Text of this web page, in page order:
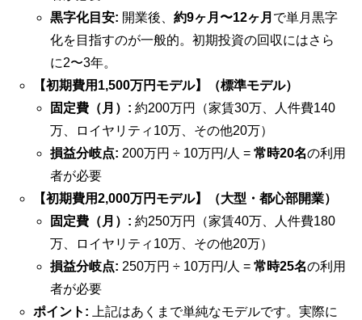
黒字化目安: 開業後、 約9ヶ月〜12ヶ月 で単月黒字
化を目指すのが一般的。初期投資の回収にはさら
に2〜3年。
【初期費用1,500万円モデル】（標準モデル）
固定費（月）: 約200万円（家賃30万、人件費140
万、ロイヤリティ10万、その他20万）
損益分岐点: 200万円 ÷ 10万円/人 = 常時20名の利用
者が必要
【初期費用2,000万円モデル】（大型・都心部開業）
固定費（月）: 約250万円（家賃40万、人件費180
万、ロイヤリティ10万、その他20万）
損益分岐点: 250万円 ÷ 10万円/人 = 常時25名の利用
者が必要
ポイント: 上記はあくまで単純なモデルです。実際に